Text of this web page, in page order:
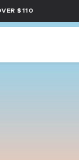
$110